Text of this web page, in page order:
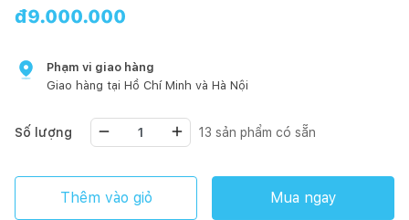
đ9.000.000
Phạm vi giao hàng
Giao hàng tại Hồ Chí Minh và Hà Nội
Số lượng 13 sản phẩm có sẵn
Thêm vào giỏ Mua ngay